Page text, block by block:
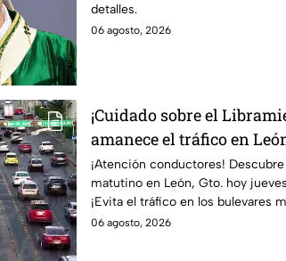
detalles.
06 agosto, 2026
¡Cuidado sobre el
amanece el tráfico en
jueves 6 de agosto;
¡Atención conductores!
matutino en León, Gto. hoy
¡Evita el tráfico en los bulevares
congestionados.
06 agosto, 2026